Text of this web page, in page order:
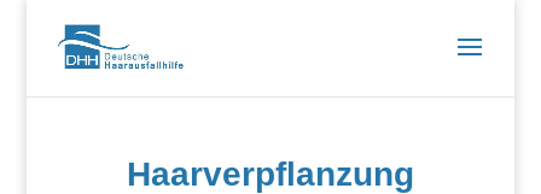
Haarverpflanzung